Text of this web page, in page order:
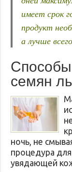
имеет срок
продукт
а лучше
семян
ночь, не
процедура
увядающей